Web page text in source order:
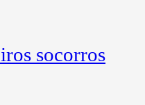
socorros